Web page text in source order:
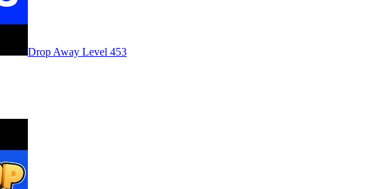
Level 453